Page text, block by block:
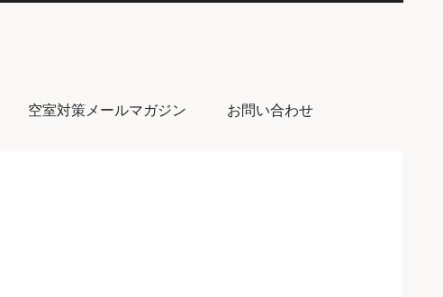
空室対策メールマガジン お問い合わせ